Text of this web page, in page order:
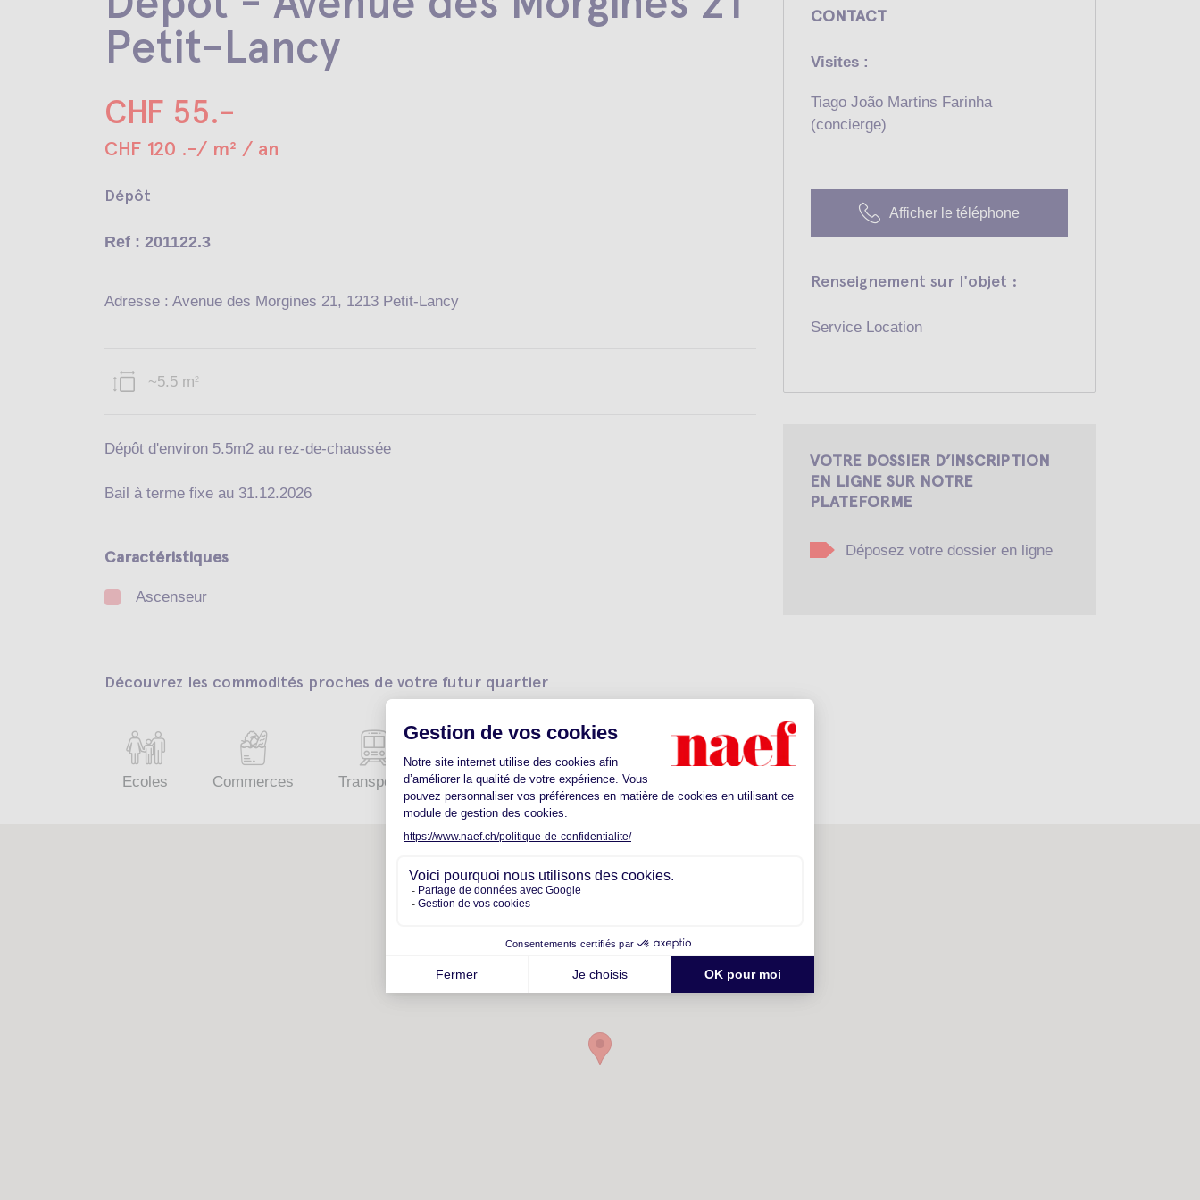
Petit-Lancy
CHF 55.-
CHF 120 .-/ m² / an
Dépôt
Ref : 201122.3
Adresse : Avenue des Morgines 21, 1213 Petit-Lancy
~5.5 m2
Dépôt d'environ 5.5m2 au rez-de-chaussée
Bail à terme fixe au 31.12.2026
Caractéristiques
Ascenseur
CONTACT
Visites :
Tiago João Martins Farinha
(concierge)
Afficher le téléphone
Renseignement sur l'objet :
Service Location
VOTRE DOSSIER D’INSCRIPTION
EN LIGNE SUR NOTRE
PLATEFORME
Déposez votre dossier en ligne
Découvrez les commodités proches de votre futur quartier
Ecoles Commerces Transports Sante Parkings Restaurants